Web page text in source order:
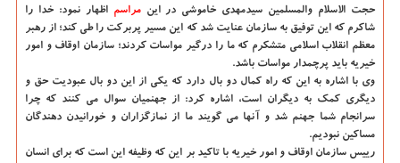
حجت الاسلام والمسلمین سیدمهدی خاموشی در اینمراسم اظهار نمود: خدا را
شاکرم که این توفیق به سازمان عنایت شد که این مسیر پربرکت را طی کند؛ از رهبر
معظم انقلاب اسلامی متشکرم که ما را درگیر مواسات کردند؛ سازمان اوقاف و امور
خیریه باید پرچمدار مواسات باشد.
وی با اشاره به این که راه کمال دو بال دارد که یکی از این دو بال عبودیت حق و
دیگری کمک به دیگران است، اشاره کرد: از جهنمیان سوال می کنند که چرا
سرانجام شما جهنم شد و آنها می گویند ما از نمازگزاران و خورانیدن دهندگان
مساکین نبودیم.
رییس سازمان اوقاف و امور خیریه با تاکید بر این که وظیفه این است که برای انسان